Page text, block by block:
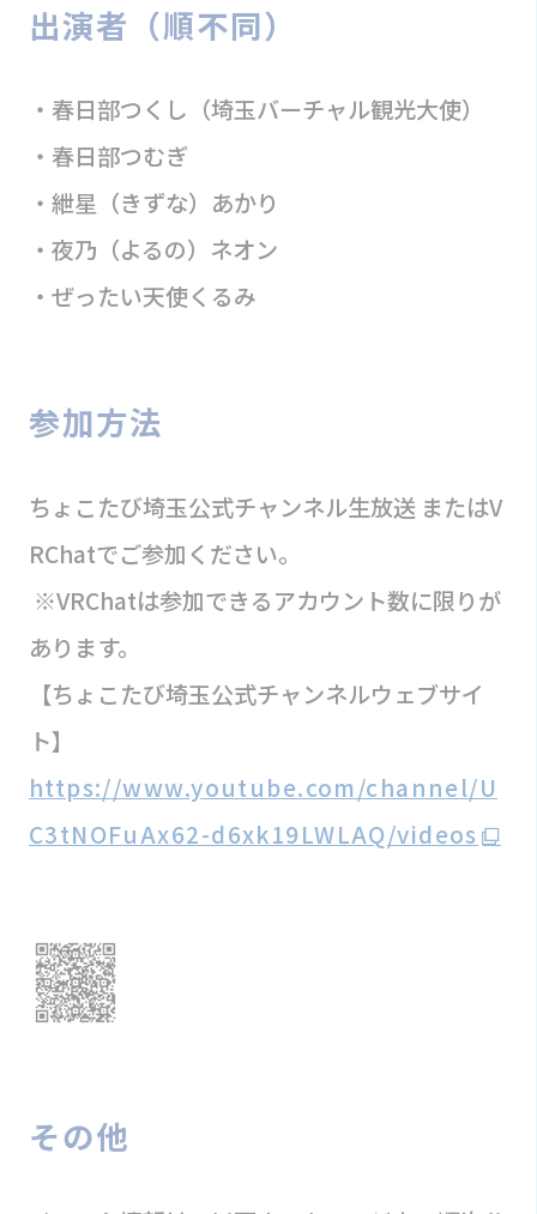
出演者（順不同）
・春日部つくし（埼玉バーチャル観光大使）
・春日部つむぎ
・紲星（きずな）あかり
・夜乃（よるの）ネオン
・ぜったい天使くるみ
参加方法
ちょこたび埼玉公式チャンネル生放送 またはV
RChatでご参加ください。
※VRChatは参加できるアカウント数に限りが
あります。
【ちょこたび埼玉公式チャンネルウェブサイ
ト】
https://www.youtube.com/channel/U
C3tNOFuAx62-d6xk19LWLAQ/videos
その他